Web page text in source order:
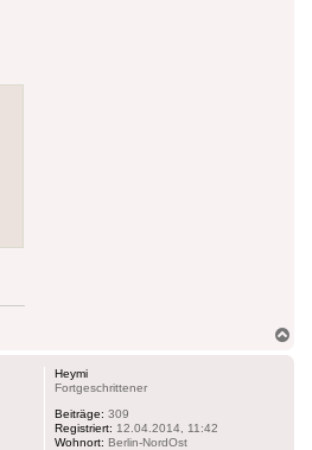
Heymi
Fortgeschrittener
Beiträge: 309
Registriert: 12.04.2014, 11:42
Wohnort: Berlin-NordOst